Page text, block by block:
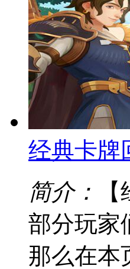
经典卡牌
简介：
部分玩家
那么在本